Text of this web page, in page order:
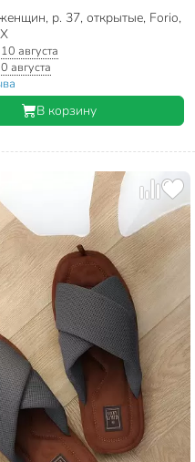
р. 37, открытые, Forio,
10 августа
августа
В корзину